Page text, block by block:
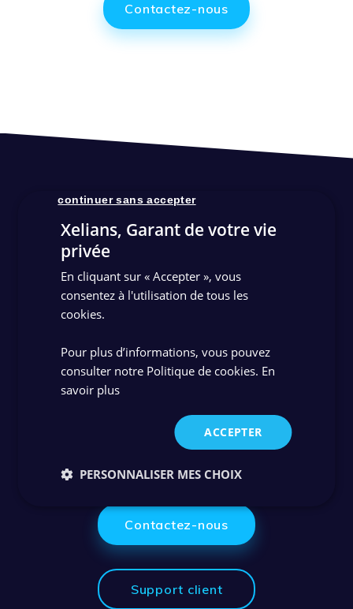
Contactez-nous
Contactez-nous
Support client
Xelians, Garant de votre vie
privée
En cliquant sur « Accepter », vous
consentez à l'utilisation de tous les
cookies.
Pour plus d’informations, vous pouvez
consulter notre Politique de cookies. En
savoir plus
ACCEPTER
continuer sans accepter
PERSONNALISER MES CHOIX